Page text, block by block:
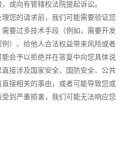
或向有管辖权法院提起诉讼。
您的请求前，我们可能需要验证您
要过多技术手段（例如，需要开发
）、给他人合法权益带来风险或者
会予以拒绝并在答复中向您具体说
接涉及国家安全、国防安全、公共
直接相关的事由，或者可能导致您或
到严重损害，我们可能无法响应您